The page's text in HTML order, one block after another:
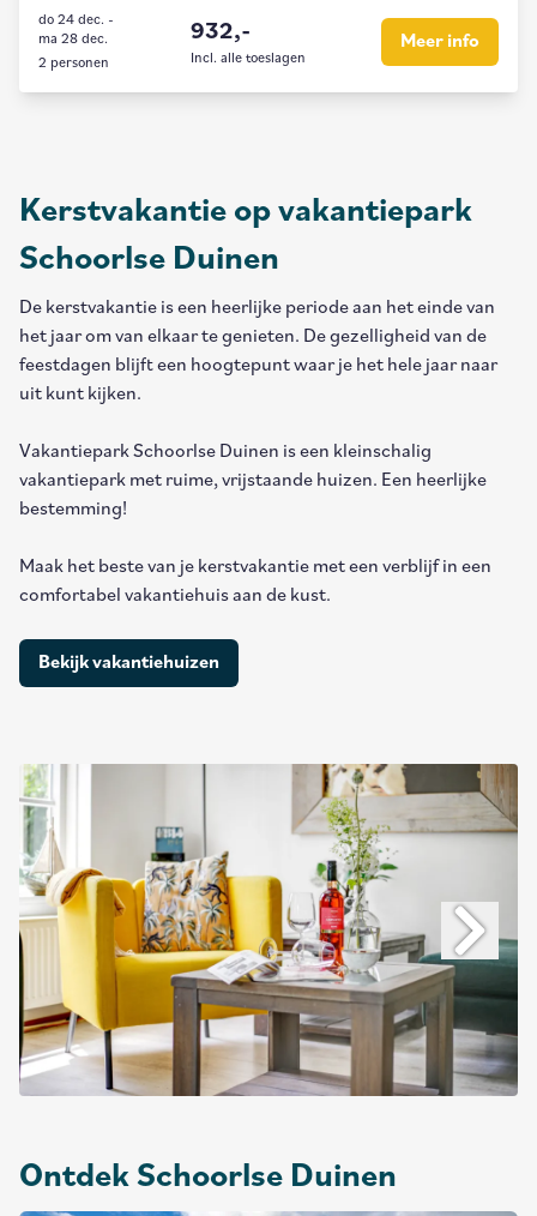
932,-
Incl. alle toeslagen
do 24 dec. -
ma 28 dec.
2 personen
Meer info
Kerstvakantie op vakantiepark
Schoorlse Duinen
De kerstvakantie is een heerlijke periode aan het einde van
het jaar om van elkaar te genieten. De gezelligheid van de
feestdagen blijft een hoogtepunt waar je het hele jaar naar
uit kunt kijken.
Vakantiepark Schoorlse Duinen is een kleinschalig
vakantiepark met ruime, vrijstaande huizen. Een heerlijke
bestemming!
Maak het beste van je kerstvakantie met een verblijf in een
comfortabel vakantiehuis aan de kust.
Bekijk vakantiehuizen
Ontdek Schoorlse Duinen